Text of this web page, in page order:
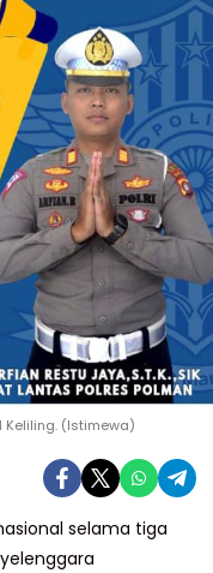
Keliling. (Istimewa)
selama tiga